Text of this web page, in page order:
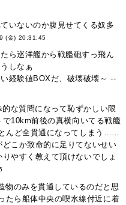
いないのか腹見せてくる奴多
(金) 20:31:45
ら巡洋艦から戦艦砲すっ飛ん
しなぁ
経験値BOXだ、破壊破壊～ --
な質問になって恥ずかしい限
10km前後の真横向いてる戦艦
んど全貫通になってしまう……
こか致命的に足りてないせい
やすく教えて頂けないでしょ
物のみを貫通しているのだと思
たら船体中央の喫水線付近に着